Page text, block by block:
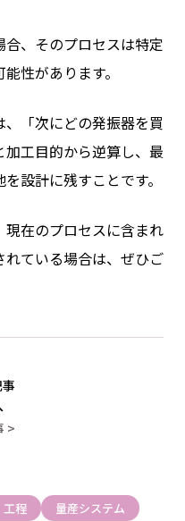
、そのプロセスは特定
性があります。
「次にどの発振器を買
工目的から逆算し、最
設計に残すことです。
在のプロセスに含まれ
ている場合は、ぜひご
>
工程 量産システム